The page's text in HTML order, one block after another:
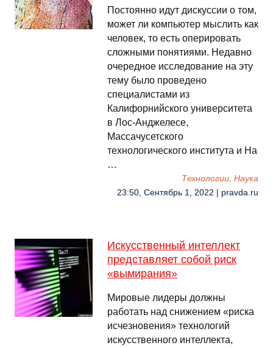
Постоянно идут дискуссии о том,
может ли компьютер мыслить как
человек, то есть оперировать
сложными понятиями. Недавно
очередное исследование на эту
тему было проведено
специалистами из
Калифорнийского университета
в Лос-Анджелесе,
Массачусетского
технологического института и На
…
Технологии, Наука
23:50, Сентябрь 1, 2022 | pravda.ru
Искусственный интеллект
представляет собой риск
«вымирания»
Мировые лидеры должны
работать над снижением «риска
исчезновения» технологий
искусственного интеллекта,